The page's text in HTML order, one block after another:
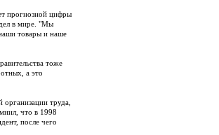
прогнозной цифры
дел в мире. "Мы
наши товары и наше
тоже
а это
труда,
что в 1998
после чего